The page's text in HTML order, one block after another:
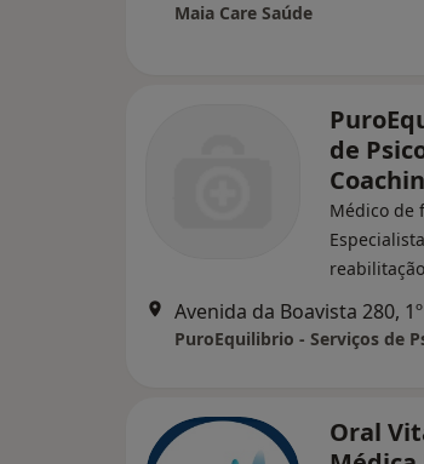
Maia Care Saúde
de
Médico de
reabilitação
Avenida da Boavista 280,
Oral